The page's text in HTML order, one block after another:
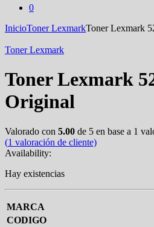
0
InicioToner LexmarkToner Lexmark
Toner Lexmark
Toner Lexmark
Original
Valorado con 5.00 de 5 en base a 1
(1 valoración de cliente)
Availability:
Hay existencias
MARCA
CODIGO